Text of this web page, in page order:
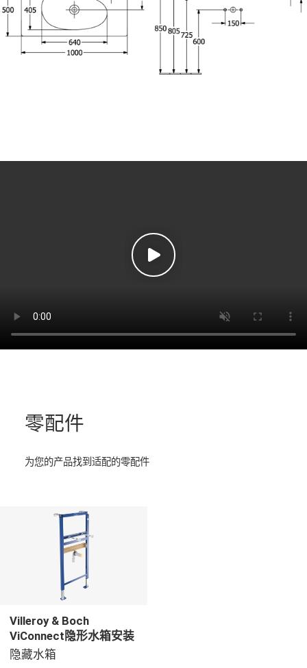
零配件
为您的产品找到适配的零配件
Villeroy & Boch
ViConnect隐形水箱安装
系统 洗脸盆组件, 用于 干
隐藏水箱